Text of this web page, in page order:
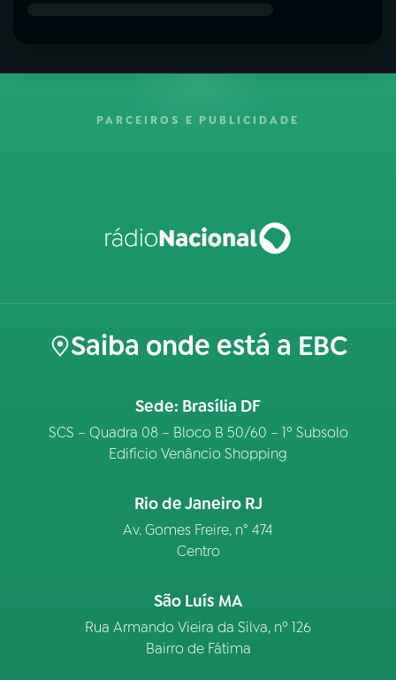
PARCEIROS E PUBLICIDADE
Saiba onde está a EBC
Sede: Brasília DF
SCS – Quadra 08 – Bloco B 50/60 – 1º Subsolo
Edifício Venâncio Shopping
Rio de Janeiro RJ
Av. Gomes Freire, n° 474
Centro
São Luís MA
Rua Armando Vieira da Silva, nº 126
Bairro de Fátima